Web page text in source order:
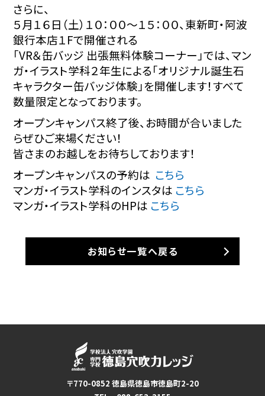
さらに、
５月１６日（土）１０：００～１５：００、東新町・阿波
銀行本店１Fで開催される
「VR＆缶バッジ 出張無料体験コーナー」では、マン
ガ・イラスト学科２年生による「オリジナル誕生石
キャラクター缶バッジ体験」を開催します！すべて
数量限定となっております。
オープンキャンパス終了後、お時間が合いました
らぜひご来場ください！
皆さまのお越しをお待ちしております！
オープンキャンパスの予約は こちら
マンガ・イラスト学科のインスタは こちら
マンガ・イラスト学科のHPは こちら
お知らせ一覧へ戻る
〒770-0852 徳島県徳島市徳島町2-20